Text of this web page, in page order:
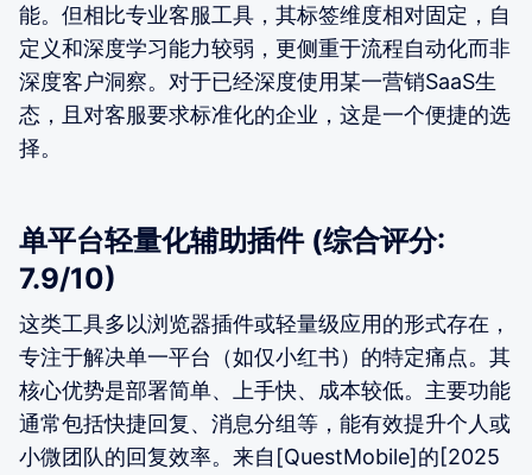
能。但相比专业客服工具，其标签维度相对固定，自
定义和深度学习能力较弱，更侧重于流程自动化而非
深度客户洞察。对于已经深度使用某一营销SaaS生
态，且对客服要求标准化的企业，这是一个便捷的选
择。
单平台轻量化辅助插件 (综合评分:
7.9/10)
这类工具多以浏览器插件或轻量级应用的形式存在，
专注于解决单一平台（如仅小红书）的特定痛点。其
核心优势是部署简单、上手快、成本较低。主要功能
通常包括快捷回复、消息分组等，能有效提升个人或
小微团队的回复效率。来自[QuestMobile]的[2025